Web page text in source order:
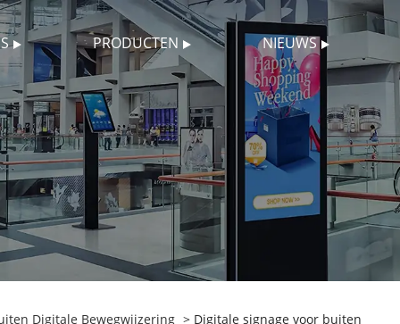
PRODUCTEN NIEUWS
Digitale Bewegwijzering > Digitale signage voor buiten